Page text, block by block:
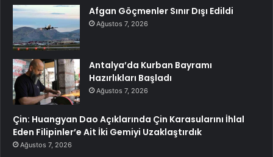
Afgan Göçmenler Sınır Dışı Edildi
Ağustos 7, 2026
Antalya’da Kurban Bayramı
Hazırlıkları Başladı
Ağustos 7, 2026
Çin: Huangyan Dao Açıklarında Çin Karasularını İhlal
Eden Filipinler’e Ait İki Gemiyi Uzaklaştırdık
Ağustos 7, 2026